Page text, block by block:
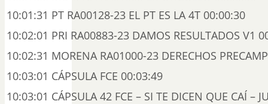
10:01:31 PT RA00128-23 EL PT ES LA 4T 00:00:30
10:02:01 PRI RA00883-23 DAMOS RESULTADOS V1
10:02:31 MORENA RA01000-23 DERECHOS
10:03:01 CÁPSULA FCE 00:03:49
10:03:01 CÁPSULA 42 FCE – SI TE DICEN QUE CAÍ –